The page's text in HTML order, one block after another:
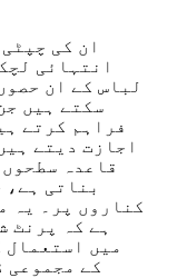
ان کی
انتہائی
لباس کے ان
سکتے ہیں
فراہم کرتے
اجازت دیتے
قاعدہ
بناتی
کناروں پر۔ یہ
ہے کہ پرنٹ
میں استعمال
کے مجموعی